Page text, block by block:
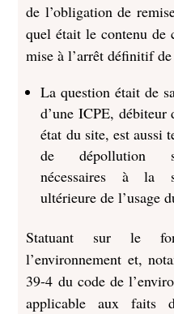
de l’obligation de
quel était le contenu de
mise à l’arrêt définitif
La question était de
d’une ICPE, débiteur
état du site, est aussi
de dépollution
nécessaires à la
ultérieure de l’usage
Statuant sur le
l’environnement et,
39-4 du code de
applicable aux faits